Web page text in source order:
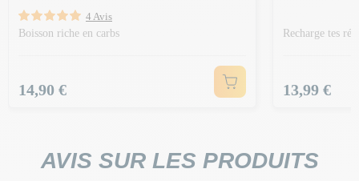
4 Avis
Boisson riche en carbs
Prix
14,90 €
Recharge tes
Prix
13,99 €
AVIS SUR LES PRODUITS